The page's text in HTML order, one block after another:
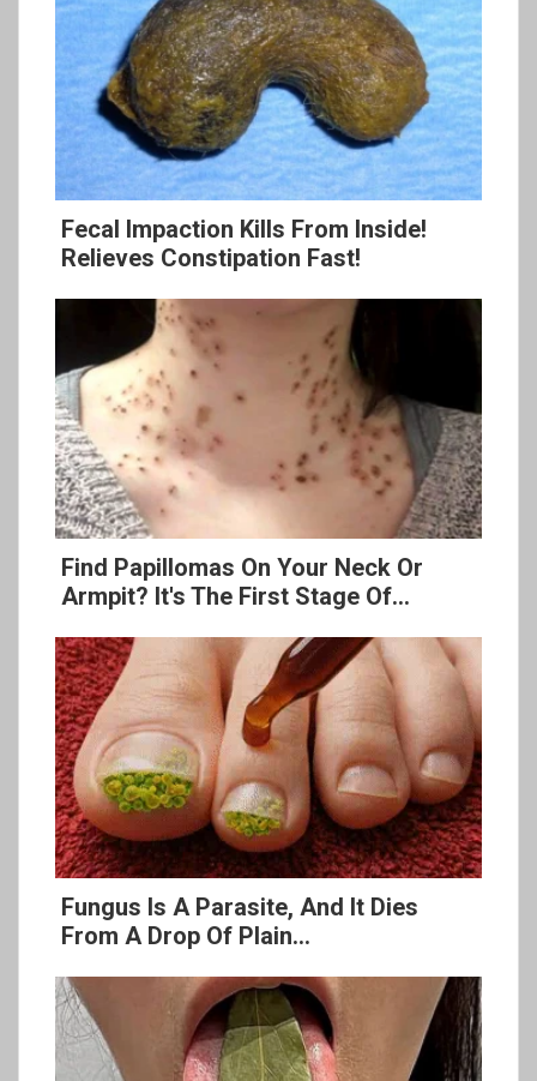
Fecal Impaction Kills From Inside!
Relieves Constipation Fast!
Find Papillomas On Your Neck Or
Armpit? It's The First Stage Of...
Fungus Is A Parasite, And It Dies
From A Drop Of Plain...